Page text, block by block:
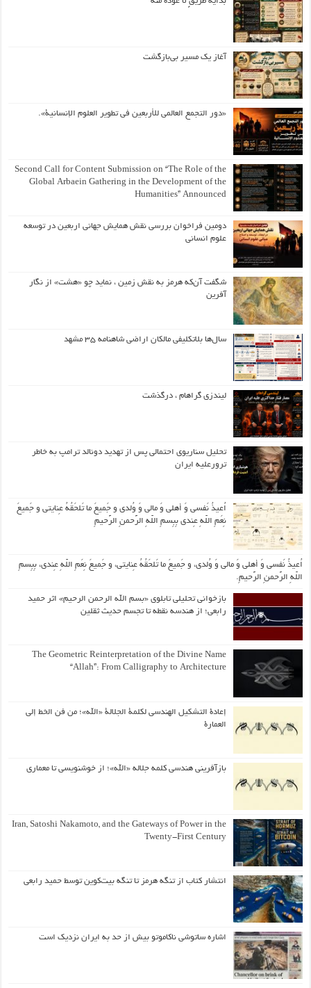
آغاز یک مسیر بی‌بازگشت
«دور التجمع العالمي للأربعين في تطوير العلوم الإنسانية».
Second Call for Content Submission on “The Role of the
Global Arbaein Gathering in the Development of the
Humanities” Announced
دومین فراخوان بررسی نقش همایش جهانی اربعین در توسعه
علوم انسانی
شگفت آن‌که هرمز به نقش زمین ، نماید چو «هشت» از نگار
آفرین
سال‌ها بلاتکلیفی مالکان اراضی شاهنامه ۳۵ مشهد
لیندزی گراهام ، درگذشت
تحلیل سناریوی احتمالی پس از تهدید دونالد ترامپ به خاطر
ترورعلیه ایران
اُعیذُ نَفسی وَ أهلی وَ مالی وَ وُلدی و جَمیعَ ما تَلحَقُهُ عِنایتی و جَمیعَ
نِعَمِ اللّهِ عِندی بِبِسمِ اللّهِ الرَّحمنِ الرَّحیمِ
اُعیذُ نَفسی وَ أهلی وَ مالی وَ وُلدی، و جَمیعَ ما تَلحَقُهُ عِنایتی، و جَمیعَ نِعَمِ اللّهِ عِندی، بِبِسمِ
اللّهِ الرَّحمنِ الرَّحیمِ.
بازخوانی تحلیلی تابلوی «بسم الله الرحمن الرحیم» اثر حمید
رابعی؛ از هندسه نقطه تا تجسم حدیث ثقلین
The Geometric Reinterpretation of the Divine Name
“Allah”: From Calligraphy to Architecture
إعادة التشكيل الهندسي لكلمة الجلالة «الله»؛ من فن الخط إلى
العمارة
بازآفرینی هندسی کلمه جلاله «الله»؛ از خوشنویسی تا معماری
Iran, Satoshi Nakamoto, and the Gateways of Power in the
Twenty-First Century
انتشار کتاب از تنگه هرمز تا تنگه بیت‌کوین توسط حمید رابعی
اشاره ساتوشی ناکاموتو بیش از حد به ایران نزدیک است